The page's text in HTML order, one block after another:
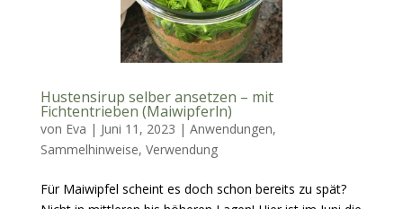
Hustensirup selber ansetzen – mit
Fichtentrieben (Maiwipferln)
von Eva | Juni 11, 2023 | Anwendungen,
Sammelhinweise, Verwendung
Für Maiwipfel scheint es doch schon bereits zu spät?